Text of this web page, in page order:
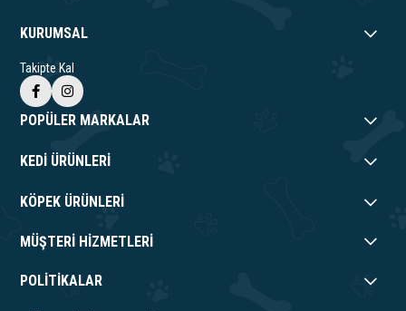
KURUMSAL
Takipte Kal
POPÜLER MARKALAR
KEDİ ÜRÜNLERİ
KÖPEK ÜRÜNLERİ
MÜŞTERİ HİZMETLERİ
POLİTİKALAR